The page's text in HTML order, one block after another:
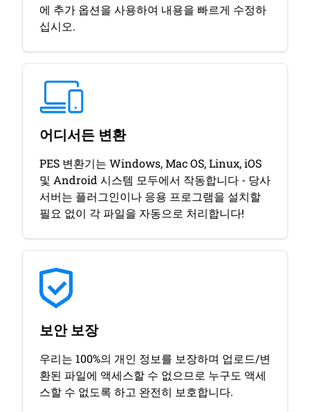
에 추가 옵션을 사용하여 내용을 빠르게 수정하
십시오.
어디서든 변환
PES 변환기는 Windows, Mac OS, Linux, iOS
및 Android 시스템 모두에서 작동합니다 - 당사
서버는 플러그인이나 응용 프로그램을 설치할
필요 없이 각 파일을 자동으로 처리합니다!
보안 보장
우리는 100%의 개인 정보를 보장하며 업로드/변
환된 파일에 액세스할 수 없으므로 누구도 액세
스할 수 없도록 하고 완전히 보호합니다.